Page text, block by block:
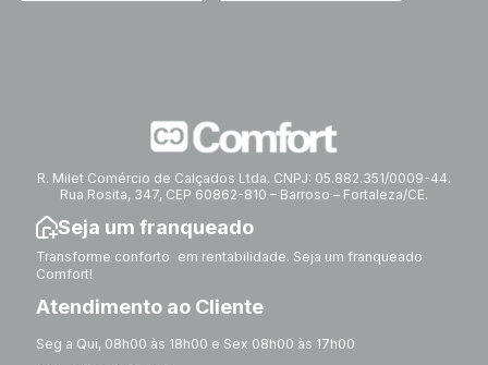
R. Milet Comércio de Calçados Ltda. CNPJ: 05.882.351/0009-44.
Rua Rosita, 347, CEP 60862-810 – Barroso – Fortaleza/CE.
Seja um franqueado
Transforme conforto em rentabilidade. Seja um franqueado
Comfort!
Atendimento ao Cliente
Seg a Qui, 08h00 às 18h00 e Sex 08h00 às 17h00